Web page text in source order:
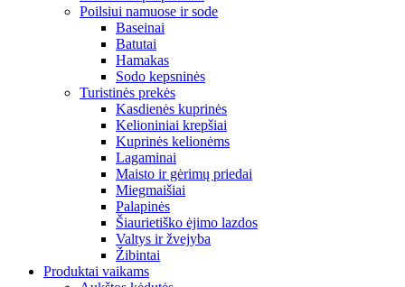
Poilsiui namuose ir sode
Baseinai
Batutai
Hamakas
Sodo kepsninės
Turistinės prekės
Kasdienės kuprinės
Kelioniniai krepšiai
Kuprinės kelionėms
Lagaminai
Maisto ir gėrimų priedai
Miegmaišiai
Palapinės
Šiaurietiško ėjimo lazdos
Valtys ir žvejyba
Žibintai
Produktai vaikams